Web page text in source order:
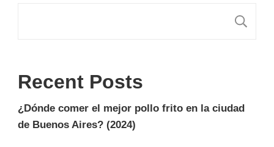
Recent Posts
¿Dónde comer el mejor pollo frito en la ciudad
de Buenos Aires? (2024)